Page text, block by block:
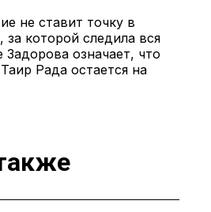
не ставит точку в
которой следила вся
означает, что
Рада остается на